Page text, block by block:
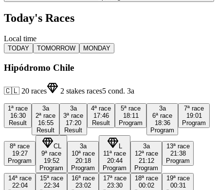
Today's Races
Local time
TODAY TOMORROW MONDAY
Hipódromo Chile
🇨🇱 20 races 2 stakes races5 cond. 3a
1ª race
16:30
Result
3a
2ª race
16:55
Result
3a
3ª race
17:20
Result
4ª race
17:46
Result
5ª race
18:11
Program
3a
6ª race
18:36
Program
7ª race
19:01
Program
8ª race
19:27
Program
CL
9ª race
19:52
Program
3a
10ª race
20:18
Program
L
11ª race
20:44
Program
3a
12ª race
21:12
Program
13ª race
21:38
Program
14ª race
22:04
15ª race
22:34
16ª race
23:02
17ª race
23:30
18ª race
00:02
19ª race
00:31